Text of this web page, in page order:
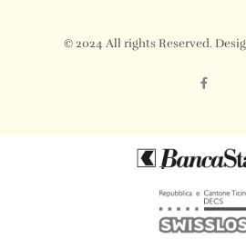
© 2024 All rights Reserved.